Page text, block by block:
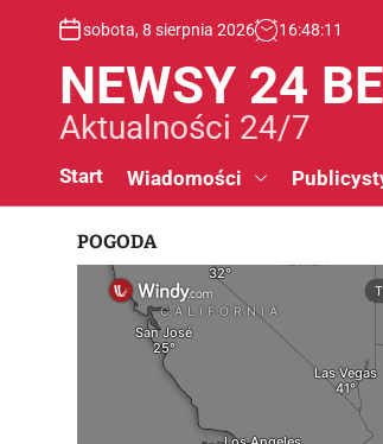
sobota, 8 sierpnia 2026 16:48:12
NEWSY 24
Aktualności 24/7
Start Wiadomości
POGODA